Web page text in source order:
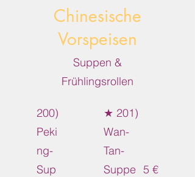
Chinesische
Vorspeisen
Suppen &
Frühlingsrollen
200)
Peki
ng-
Sup
★ 201)
Wan-
Tan-
Suppe 5 €